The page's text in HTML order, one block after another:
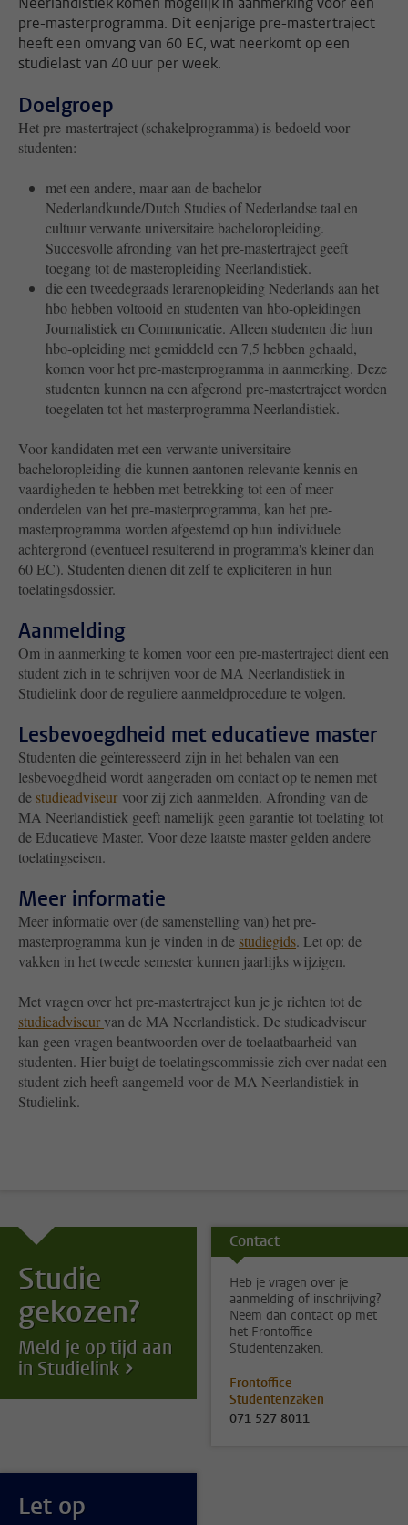
pre-masterprogramma. Dit eenjarige pre-mastertraject
heeft een omvang van 60 EC, wat neerkomt op een
studielast van 40 uur per week.
Doelgroep
Het pre-mastertraject (schakelprogramma) is bedoeld voor
studenten:
met een andere, maar aan de bachelor
Nederlandkunde/Dutch Studies of Nederlandse taal en
cultuur verwante universitaire bacheloropleiding.
Succesvolle afronding van het pre-mastertraject geeft
toegang tot de masteropleiding Neerlandistiek.
die een tweedegraads lerarenopleiding Nederlands aan het
hbo hebben voltooid en studenten van hbo-opleidingen
Journalistiek en Communicatie. Alleen studenten die hun
hbo-opleiding met gemiddeld een 7,5 hebben gehaald,
komen voor het pre-masterprogramma in aanmerking. Deze
studenten kunnen na een afgerond pre-mastertraject worden
toegelaten tot het masterprogramma Neerlandistiek.
Voor kandidaten met een verwante universitaire
bacheloropleiding die kunnen aantonen relevante kennis en
vaardigheden te hebben met betrekking tot een of meer
onderdelen van het pre-masterprogramma, kan het pre-
masterprogramma worden afgestemd op hun individuele
achtergrond (eventueel resulterend in programma's kleiner dan
60 EC). Studenten dienen dit zelf te expliciteren in hun
toelatingsdossier.
Aanmelding
Om in aanmerking te komen voor een pre-mastertraject dient een
student zich in te schrijven voor de MA Neerlandistiek in
Studielink door de reguliere aanmeldprocedure te volgen.
Lesbevoegdheid met educatieve master
Studenten die geïnteresseerd zijn in het behalen van een
lesbevoegdheid wordt aangeraden om contact op te nemen met
de studieadviseur voor zij zich aanmelden. Afronding van de
MA Neerlandistiek geeft namelijk geen garantie tot toelating tot
de Educatieve Master. Voor deze laatste master gelden andere
toelatingseisen.
Meer informatie
Meer informatie over (de samenstelling van) het pre-
masterprogramma kun je vinden in de studiegids. Let op: de
vakken in het tweede semester kunnen jaarlijks wijzigen.
Met vragen over het pre-mastertraject kun je je richten tot de
studieadviseur van de MA Neerlandistiek. De studieadviseur
kan geen vragen beantwoorden over de toelaatbaarheid van
studenten. Hier buigt de toelatingscommissie zich over nadat een
student zich heeft aangemeld voor de MA Neerlandistiek in
Studielink.
Studie
gekozen?
Meld je op tijd aan
in Studielink
Contact
Heb je vragen over je
aanmelding of inschrijving?
Neem dan contact op met
het Frontoffice
Studentenzaken.
Frontoffice
Studentenzaken
071 527 8011
Let op